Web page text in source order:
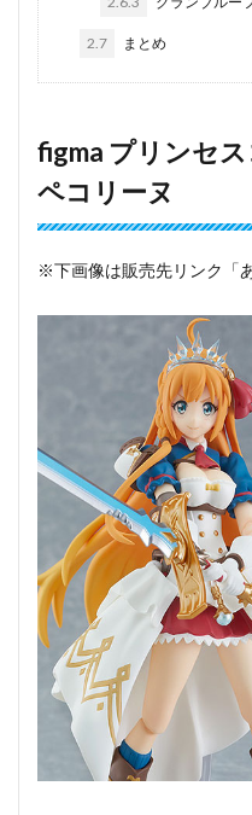
2.7 まとめ
figma プリンセ
ペコリーヌ
※下画像は販売先リンク「